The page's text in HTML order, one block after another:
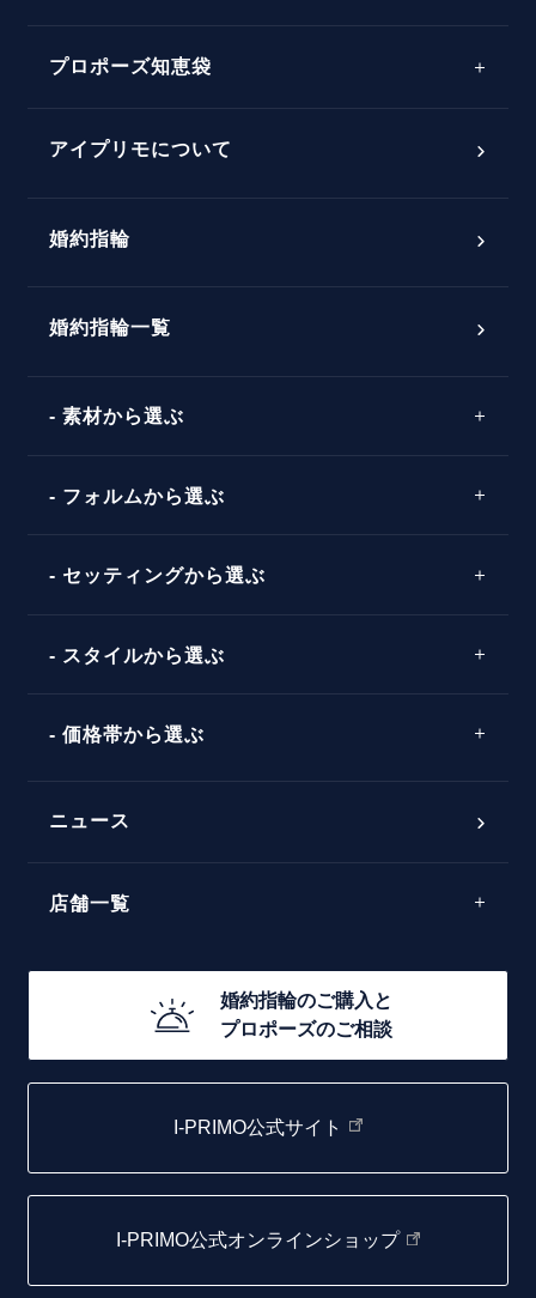
プロポーズアイテム
パーフェクトプロポーズリング
婚約指輪マッチング診断
プロポーズ知恵袋
ダイヤモンドの品質とは？
タイミング
言葉
アイプリモについて
婚約指輪
婚約指輪一覧
素材から選ぶ
コンビネーション
フォルムから選ぶ
ストレートライン
セッティングから選ぶ
ソリテール
ラインメレ
スタイルから選ぶ
シンプル
モード
エレガント
価格帯から選ぶ
30万円台～
20万円台～
10万円台～
ニュース
店舗一覧
函館店
取扱店)エヴァンスブライダル 旭川本店
青森店
婚約指輪のご購入と
プロポーズのご相談
I-PRIMO公式サイト
I-PRIMO公式オンラインショップ